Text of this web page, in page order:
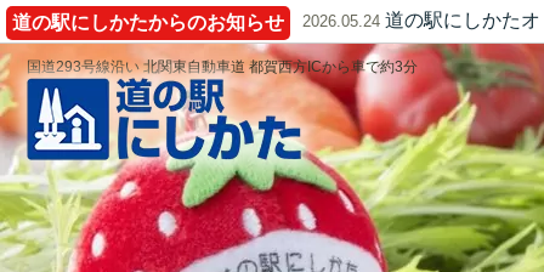
道の駅にしかたからのお知らせ 2026.05.24 道の駅にしかた
国道293号線沿い 北関東自動車道 都賀西方ICから車で約3分